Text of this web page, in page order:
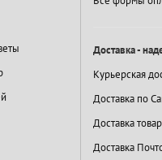
Доставка -
Курьерская
Доставка по
Доставка
Доставка